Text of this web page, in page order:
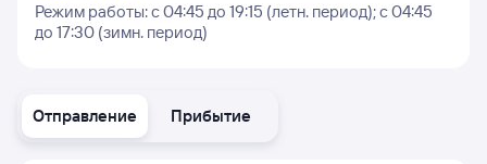
Отправление Прибытие
Режим работы:с 04:45 до 19:15 (летн. период); с 04:45
до 17:30 (зимн. период)